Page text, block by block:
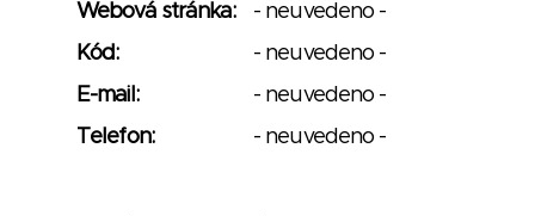
Webová stránka:
- neuvedeno -
Kód:
- neuvedeno -
E-mail:
- neuvedeno -
Telefon:
- neuvedeno -